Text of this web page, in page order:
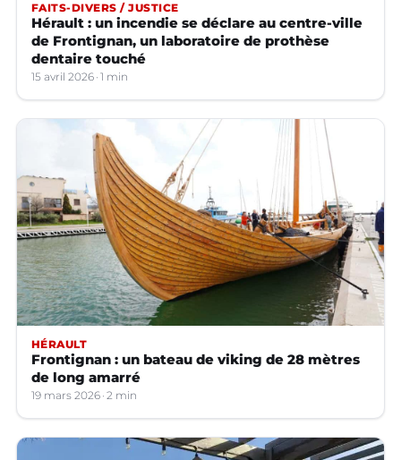
FAITS-DIVERS / JUSTICE
Hérault : un incendie se déclare au centre-ville
de Frontignan, un laboratoire de prothèse
dentaire touché
15 avril 2026 1 min
HÉRAULT
Frontignan : un bateau de viking de 28 mètres
de long amarré
19 mars 2026 2 min